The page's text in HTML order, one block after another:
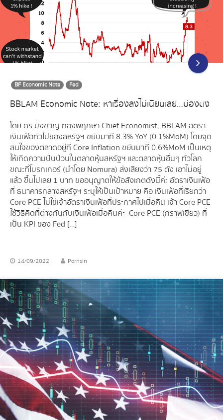
BF Economic Note Fed
BBLAM Economic Note: หาเรื่องลงไม่เนียนเลย…บ่องตง
โดย ดร.มิ่งขวัญ ทองพฤกษา Chief Economist, BBLAM อัตรา
เงินเฟ้อทั่วไปของสหรัฐฯ ขยับมาที่ 8.3% YoY (0.1%MoM) โดยจุด
สนใจของตลาดอยู่ที่ Core Inflation ขยับมาที่ 0.6%MoM เป็นเหตุ
ให้เกิดความปั่นป่วนในตลาดหุ้นสหรัฐฯ และตลาดหุ้นอื่นๆ ทั่วโลก
ขณะที่โบรกเกอร์ (นำโดย Nomura) ส่งเสียงว่า 75 ตัง เอาไม่อยู่
แล้ว ขึ้นไปเลย 1 บาท ขออนุญาตให้ข้อสังเกตดังนี้ค่ะ อัตราเงินเฟ้อ
ที่ ธนาคารกลางสหรัฐฯ ระบุให้เป็นเป้าหมาย คือ เงินเฟ้อที่เรียกว่า
Core PCE ไม่ใช่เจ้าอัตราเงินเฟ้อที่ประกาศไปเมื่อคืน เจ้า Core PCE
ใช้วิธีคิดที่ต่างกันกับเงินเฟ้อเมื่อคืนค่ะ Core PCE (กราฟเขียว) ที่
เป็น KPI ของ Fed […]
14/09/2022 Pornsin